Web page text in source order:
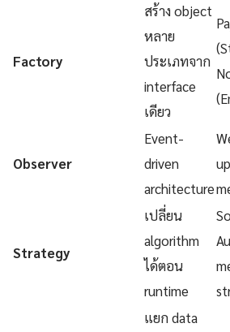
Factory
สร้าง object
หลาย
ประเภทจาก
interface
เดียว
Observer
Event-
driven
architecture
Strategy
เปลี่ยน
algorithm
ได้ตอน
runtime
แยก data